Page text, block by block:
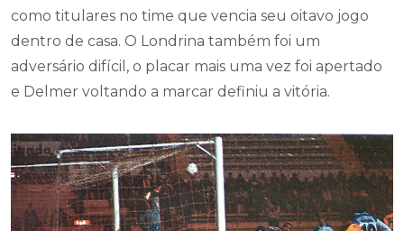
como titulares no time que vencia seu oitavo jogo
dentro de casa. O Londrina também foi um
adversário difícil, o placar mais uma vez foi apertado
e Delmer voltando a marcar definiu a vitória.